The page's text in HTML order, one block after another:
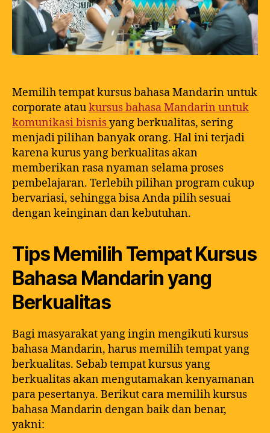
Memilih tempat kursus bahasa Mandarin untuk
corporate ataukursus bahasa Mandarin untuk
komunikasi bisnisyang berkualitas, sering
menjadi pilihan banyak orang. Hal ini terjadi
karena kurus yang berkualitas akan
memberikan rasa nyaman selama proses
pembelajaran. Terlebih pilihan program cukup
bervariasi, sehingga bisa Anda pilih sesuai
dengan keinginan dan kebutuhan.
Tips Memilih Tempat Kursus
Bahasa Mandarin yang
Berkualitas
Bagi masyarakat yang ingin mengikuti kursus
bahasa Mandarin, harus memilih tempat yang
berkualitas. Sebab tempat kursus yang
berkualitas akan mengutamakan kenyamanan
para pesertanya. Berikut cara memilih kursus
bahasa Mandarin dengan baik dan benar,
yakni: